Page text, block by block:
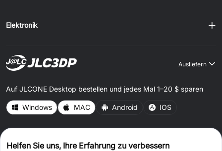
Elektronik
Ausliefern
Auf JLCONE Desktop bestellen und jedes Mal 1–20 $ sparen
Windows MAC Android IOS
Helfen Sie uns, Ihre Erfahrung zu verbessern